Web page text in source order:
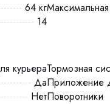
64 кгМаксимальная
14
курьераТормозная
ДаПриложение
НетПоворотники